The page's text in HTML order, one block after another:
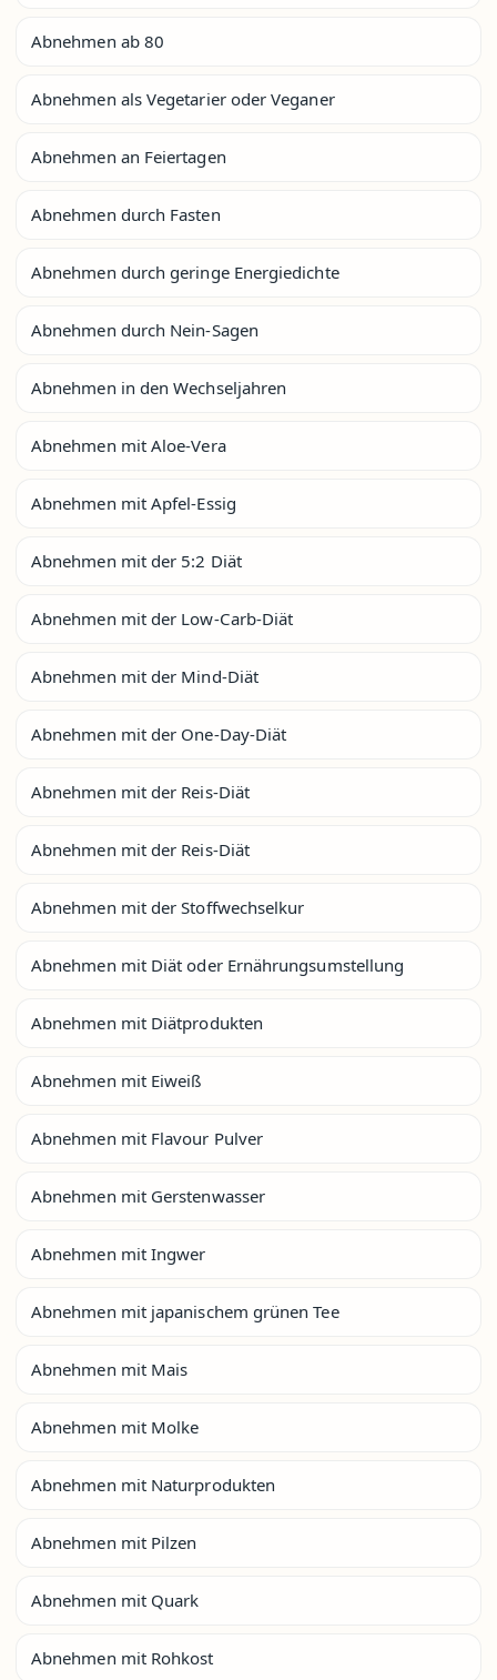
Abnehmen ab 80
Abnehmen als Vegetarier oder Veganer
Abnehmen an Feiertagen
Abnehmen durch Fasten
Abnehmen durch geringe Energiedichte
Abnehmen durch Nein-Sagen
Abnehmen in den Wechseljahren
Abnehmen mit Aloe-Vera
Abnehmen mit Apfel-Essig
Abnehmen mit der 5:2 Diät
Abnehmen mit der Low-Carb-Diät
Abnehmen mit der Mind-Diät
Abnehmen mit der One-Day-Diät
Abnehmen mit der Reis-Diät
Abnehmen mit der Reis-Diät
Abnehmen mit der Stoffwechselkur
Abnehmen mit Diät oder Ernährungsumstellung
Abnehmen mit Diätprodukten
Abnehmen mit Eiweiß
Abnehmen mit Flavour Pulver
Abnehmen mit Gerstenwasser
Abnehmen mit Ingwer
Abnehmen mit japanischem grünen Tee
Abnehmen mit Mais
Abnehmen mit Molke
Abnehmen mit Naturprodukten
Abnehmen mit Pilzen
Abnehmen mit Quark
Abnehmen mit Rohkost